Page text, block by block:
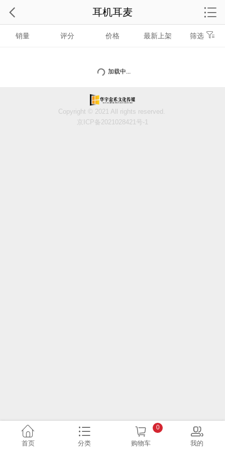
销量 评分 价格 最新上架 筛选
加载中...
耳机耳麦
Copyright © 2021 All rights reserved.
京ICP备2021028421号-1
首页 分类 购物车
0
我的